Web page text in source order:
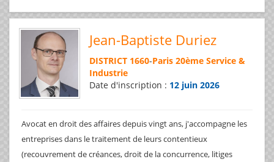
Jean-Baptiste Duriez
DISTRICT 1660-Paris 20ème Service &
Industrie
Date d'inscription : 12 juin 2026
Avocat en droit des affaires depuis vingt ans, j'accompagne les
entreprises dans le traitement de leurs contentieux
(recouvrement de créances, droit de la concurrence, litiges